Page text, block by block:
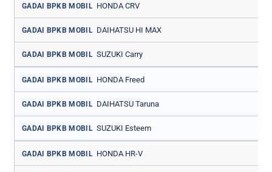
GADAI BPKB MOBIL HONDA CRV
GADAI BPKB MOBIL DAIHATSU HI MAX
GADAI BPKB MOBIL SUZUKI Carry
GADAI BPKB MOBIL HONDA Freed
GADAI BPKB MOBIL DAIHATSU Taruna
GADAI BPKB MOBIL SUZUKI Esteem
GADAI BPKB MOBIL HONDA HR-V